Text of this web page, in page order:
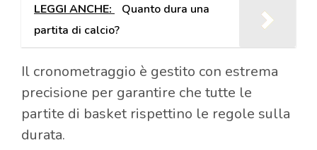
LEGGI ANCHE:
Quanto dura una
partita di calcio?
Il cronometraggio è gestito con estrema
precisione per garantire che tutte le
partite di basket rispettino le regole sulla
durata.